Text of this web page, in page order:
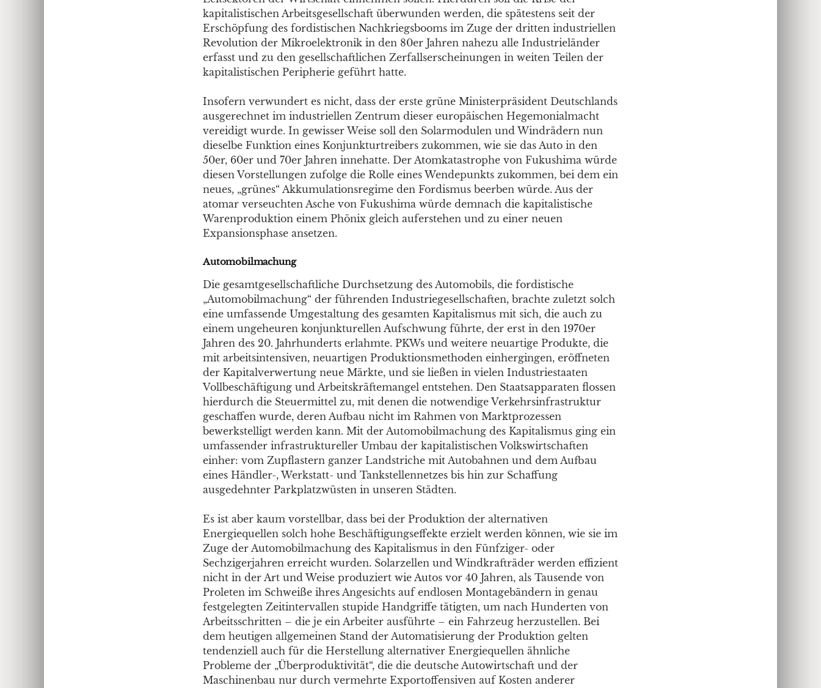
kapitalistischen Arbeitsgesellschaft überwunden werden, die spätestens seit der
Erschöpfung des fordistischen Nachkriegsbooms im Zuge der dritten industriellen
Revolution der Mikroelektronik in den 80er Jahren nahezu alle Industrieländer
erfasst und zu den gesellschaftlichen Zerfallserscheinungen in weiten Teilen der
kapitalistischen Peripherie geführt hatte.
Insofern verwundert es nicht, dass der erste grüne Ministerpräsident Deutschlands
ausgerechnet im industriellen Zentrum dieser europäischen Hegemonialmacht
vereidigt wurde. In gewisser Weise soll den Solarmodulen und Windrädern nun
dieselbe Funktion eines Konjunkturtreibers zukommen, wie sie das Auto in den
50er, 60er und 70er Jahren innehatte. Der Atomkatastrophe von Fukushima würde
diesen Vorstellungen zufolge die Rolle eines Wendepunkts zukommen, bei dem ein
neues, „grünes“ Akkumulationsregime den Fordismus beerben würde. Aus der
atomar verseuchten Asche von Fukushima würde demnach die kapitalistische
Warenproduktion einem Phönix gleich auferstehen und zu einer neuen
Expansionsphase ansetzen.
Automobilmachung
Die gesamtgesellschaftliche Durchsetzung des Automobils, die fordistische
„Automobilmachung“ der führenden Industriegesellschaften, brachte zuletzt solch
eine umfassende Umgestaltung des gesamten Kapitalismus mit sich, die auch zu
einem ungeheuren konjunkturellen Aufschwung führte, der erst in den 1970er
Jahren des 20. Jahrhunderts erlahmte. PKWs und weitere neuartige Produkte, die
mit arbeitsintensiven, neuartigen Produktionsmethoden einhergingen, eröffneten
der Kapitalverwertung neue Märkte, und sie ließen in vielen Industriestaaten
Vollbeschäftigung und Arbeitskräftemangel entstehen. Den Staatsapparaten flossen
hierdurch die Steuermittel zu, mit denen die notwendige Verkehrsinfrastruktur
geschaffen wurde, deren Aufbau nicht im Rahmen von Marktprozessen
bewerkstelligt werden kann. Mit der Automobilmachung des Kapitalismus ging ein
umfassender infrastruktureller Umbau der kapitalistischen Volkswirtschaften
einher: vom Zupflastern ganzer Landstriche mit Autobahnen und dem Aufbau
eines Händler-, Werkstatt- und Tankstellennetzes bis hin zur Schaffung
ausgedehnter Parkplatzwüsten in unseren Städten.
Es ist aber kaum vorstellbar, dass bei der Produktion der alternativen
Energiequellen solch hohe Beschäftigungseffekte erzielt werden können, wie sie im
Zuge der Automobilmachung des Kapitalismus in den Fünfziger- oder
Sechzigerjahren erreicht wurden. Solarzellen und Windkrafträder werden effizient
nicht in der Art und Weise produziert wie Autos vor 40 Jahren, als Tausende von
Proleten im Schweiße ihres Angesichts auf endlosen Montagebändern in genau
festgelegten Zeitintervallen stupide Handgriffe tätigten, um nach Hunderten von
Arbeitsschritten – die je ein Arbeiter ausführte – ein Fahrzeug herzustellen. Bei
dem heutigen allgemeinen Stand der Automatisierung der Produktion gelten
tendenziell auch für die Herstellung alternativer Energiequellen ähnliche
Probleme der „Überproduktivität“, die die deutsche Autowirtschaft und der
Maschinenbau nur durch vermehrte Exportoffensiven auf Kosten anderer